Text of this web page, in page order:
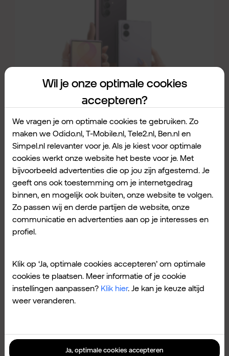
Dit kunnen de
nieuwe
opvouwbare
telefoonsvan
Samsung.
De Galaxy Z Fold8, Galaxy Z Fold8
Ultra en Galaxy Z Flip8 zijn de
nieuwste opvouwbare telefoons van
Samsung. Met betere schermen
kan met deze futuristische
telefoons.
Wil je onze optimale cookies
accepteren?
We vragen je om optimale cookies te gebruiken. Zo
maken we Odido.nl, T-Mobile.nl, Tele2.nl, Ben.nl en
Simpel.nl relevanter voor je. Als je kiest voor optimale
cookies werkt onze website het beste voor je. Met
bijvoorbeeld advertenties die op jou zijn afgestemd. Je
geeft ons ook toestemming om je internetgedrag
binnen, en mogelijk ook buiten, onze website te volgen.
Zo passen wij en derde partijen de website, onze
communicatie en advertenties aan op je interesses en
profiel.
Klik op ‘Ja, optimale cookies accepteren’ om optimale
cookies te plaatsen. Meer informatie of je cookie
instellingen aanpassen? Klik hier. Je kan je keuze altijd
weer veranderen.
Ja, optimale cookies accepteren